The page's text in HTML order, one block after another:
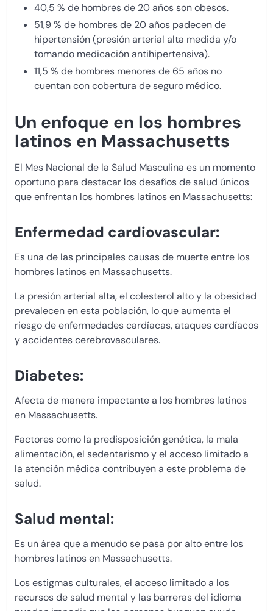
40,5 % de hombres de 20 años son obesos.
51,9 % de hombres de 20 años padecen de
hipertensión (presión arterial alta medida y/o
tomando medicación antihipertensiva).
11,5 % de hombres menores de 65 años no
cuentan con cobertura de seguro médico.
Un enfoque en los hombres
latinos en Massachusetts
El Mes Nacional de la Salud Masculina es un momento
oportuno para destacar los desafíos de salud únicos
que enfrentan los hombres latinos en Massachusetts:
Enfermedad cardiovascular:
Es una de las principales causas de muerte entre los
hombres latinos en Massachusetts.
La presión arterial alta, el colesterol alto y la obesidad
prevalecen en esta población, lo que aumenta el
riesgo de enfermedades cardíacas, ataques cardíacos
y accidentes cerebrovasculares.
Diabetes:
Afecta de manera impactante a los hombres latinos
en Massachusetts.
Factores como la predisposición genética, la mala
alimentación, el sedentarismo y el acceso limitado a
la atención médica contribuyen a este problema de
salud.
Salud mental:
Es un área que a menudo se pasa por alto entre los
hombres latinos en Massachusetts.
Los estigmas culturales, el acceso limitado a los
recursos de salud mental y las barreras del idioma